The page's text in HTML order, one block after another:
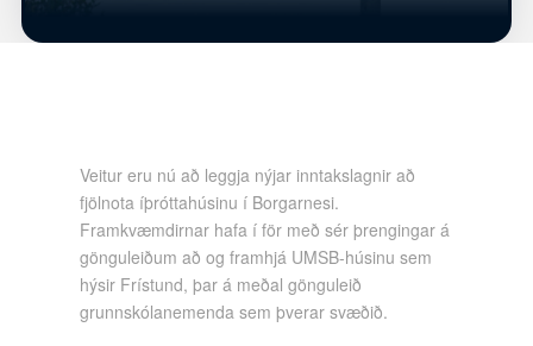
Veitur eru nú að leggja nýjar inntakslagnir að
fjölnota íþróttahúsinu í Borgarnesi.
Framkvæmdirnar hafa í för með sér þrengingar á
gönguleiðum að og framhjá UMSB-húsinu sem
hýsir Frístund, þar á meðal gönguleið
grunnskólanemenda sem þverar svæðið.